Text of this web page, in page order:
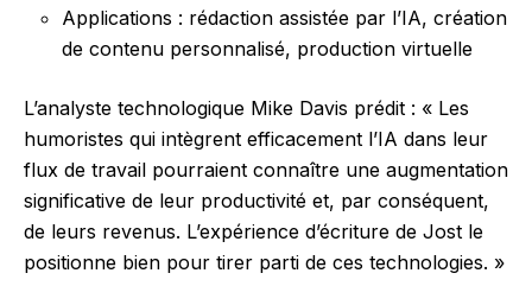
Applications : rédaction assistée par l’IA, création
de contenu personnalisé, production virtuelle
L’analyste technologique Mike Davis prédit : « Les
humoristes qui intègrent efficacement l’IA dans leur
flux de travail pourraient connaître une augmentation
significative de leur productivité et, par conséquent,
de leurs revenus. L’expérience d’écriture de Jost le
positionne bien pour tirer parti de ces technologies. »